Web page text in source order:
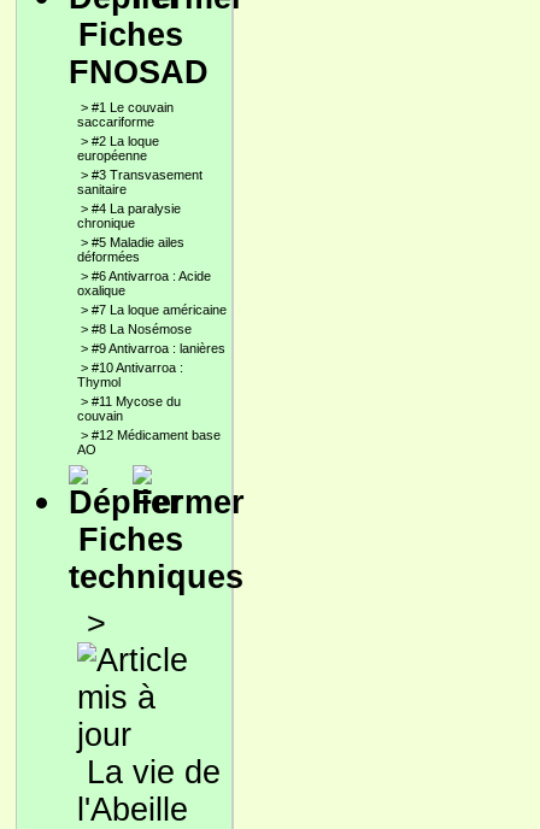
Fiches
FNOSAD
> #1 Le couvain
saccariforme
> #2 La loque
européenne
> #3 Transvasement
sanitaire
> #4 La paralysie
chronique
> #5 Maladie ailes
déformées
> #6 Antivarroa : Acide
oxalique
> #7 La loque américaine
> #8 La Nosémose
> #9 Antivarroa : lanières
> #10 Antivarroa :
Thymol
> #11 Mycose du
couvain
> #12 Médicament base
AO
Fiches
techniques
>
La vie de
l'Abeille